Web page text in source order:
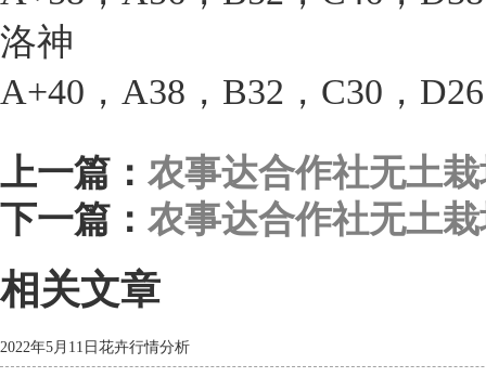
洛神
A+40，A38，B32，C30，
上一篇： 农事达合作社无土
下一篇： 农事达合作社无土
相关文章
2022年5月11日花卉行情分析